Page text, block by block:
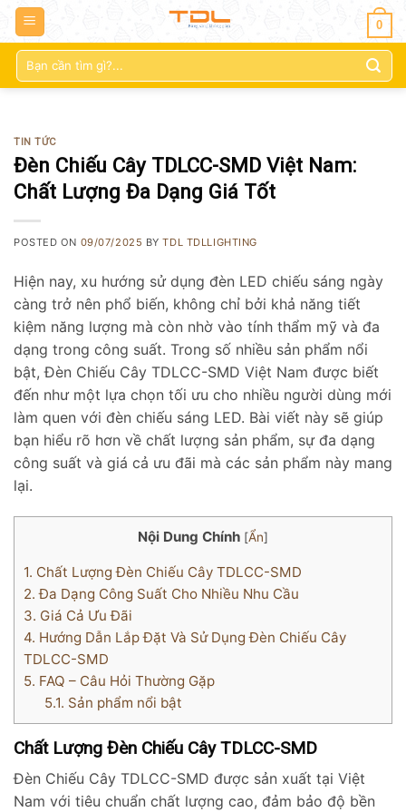
0
Tìm
kiếm:
TIN TỨC
Đèn Chiếu Cây TDLCC-SMD Việt Nam:
Chất Lượng Đa Dạng Giá Tốt
POSTED ON 09/07/2025 BYTDL TDLLIGHTING
Hiện nay, xu hướng sử dụng đèn LED chiếu sáng ngày
càng trở nên phổ biến, không chỉ bởi khả năng tiết
kiệm năng lượng mà còn nhờ vào tính thẩm mỹ và đa
dạng trong công suất. Trong số nhiều sản phẩm nổi
bật, Đèn Chiếu Cây TDLCC-SMD Việt Nam được biết
đến như một lựa chọn tối ưu cho nhiều người dùng mới
làm quen với đèn chiếu sáng LED. Bài viết này sẽ giúp
bạn hiểu rõ hơn về chất lượng sản phẩm, sự đa dạng
công suất và giá cả ưu đãi mà các sản phẩm này mang
lại.
Nội Dung Chính [Ẩn]
1. Chất Lượng Đèn Chiếu Cây TDLCC-SMD
2. Đa Dạng Công Suất Cho Nhiều Nhu Cầu
3. Giá Cả Ưu Đãi
4. Hướng Dẫn Lắp Đặt Và Sử Dụng Đèn Chiếu Cây
TDLCC-SMD
5. FAQ – Câu Hỏi Thường Gặp
5.1. Sản phẩm nổi bật
Chất Lượng Đèn Chiếu Cây TDLCC-SMD
Đèn Chiếu Cây TDLCC-SMD được sản xuất tại Việt
Nam với tiêu chuẩn chất lượng cao, đảm bảo độ bền